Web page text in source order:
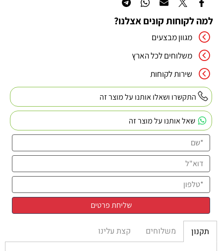
למה לקוחות קונים אצלנו?
מגוון מבצעים
משלוחים לכל הארץ
שירות לקוחות
התקשרו ושאלו אותנו על מוצר זה
שאל אותנו על מוצר זה
תקנון משלוחים קצת עלינו